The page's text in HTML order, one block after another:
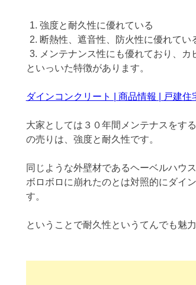
強度と耐久性に優れている
断熱性、遮音性、防火性に優れてい
メンテナンス性にも優れており、
といっいた特徴があります。
ダインコンクリート | 商品情報 | 戸建
大家としては３０年間メンテナスをす
の売りは、強度と耐久性です。
同じような外壁材であるヘーベルハウ
ボロボロに崩れたのとは対照的にダイ
す。
ということで耐久性というてんでも魅